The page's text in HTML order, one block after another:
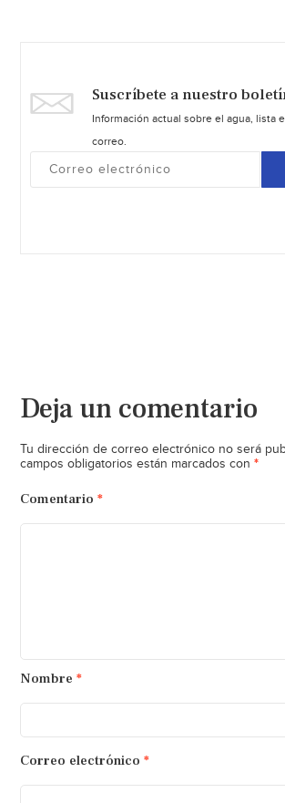
Suscríbete a nuestro
Información actual sobre el agua, lista
correo.
Deja un comentario
Tu dirección de correo electrónico no será
campos obligatorios están marcados con *
Comentario *
Nombre *
Correo electrónico *